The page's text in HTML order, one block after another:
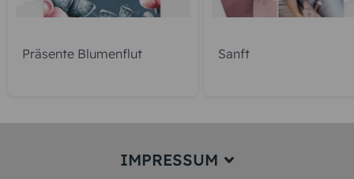
Präsente Blumenflut Sanft
IMPRESSUM